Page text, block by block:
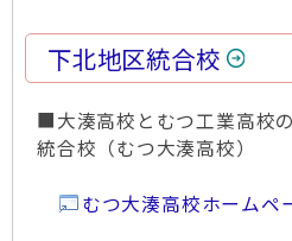
下北地区統合校
■大湊高校とむつ工業高校
統合校（むつ大湊高校）
むつ大湊高校ホームペ